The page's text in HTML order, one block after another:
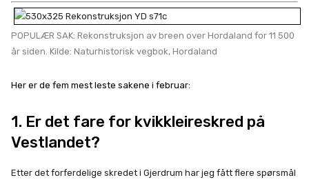
POPULÆR SAK: Rekonstruksjon av breen over Hordaland for 11 500
år siden. Kilde: Naturhistorisk vegbok, Hordaland
Her er de fem mest leste sakene i februar:
1. Er det fare for kvikkleireskred på
Vestlandet?
Etter det forferdelige skredet i Gjerdrum har jeg fått flere spørsmål